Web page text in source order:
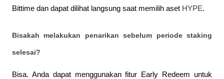
Bittime dan dapat dilihat langsung saat memilih aset HYPE.
Bisakah melakukan penarikan sebelum periode staking
selesai?
Bisa. Anda dapat menggunakan fitur Early Redeem untuk